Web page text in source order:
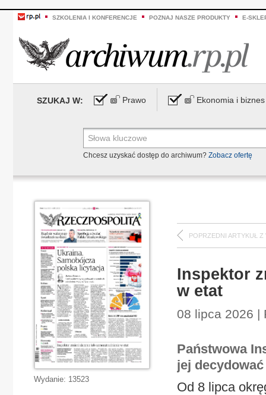
SZKOLENIA I KONFERENCJE POZNAJ NASZE PRODUKTY E-
SZUKAJ W: Prawo Ekonomia i biznes
Chcesz uzyskać dostęp do archiwum? Zobacz ofertę
POPRZEDNI ARTYKUŁ Z
Inspektor
w etat
08 lipca 2026 |
Państwowa
jej
Od 8 lipca
Wydanie: 13523